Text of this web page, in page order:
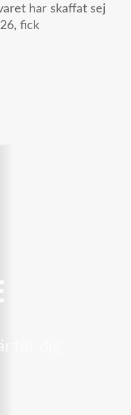
har skaffat sej
fick
för dig